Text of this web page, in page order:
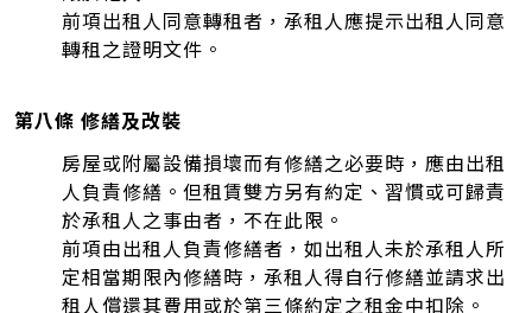
前項出租人同意轉租者，承租人應提示出租人同意
轉租之證明文件。
第八條 修繕及改裝
房屋或附屬設備損壞而有修繕之必要時，應由出租
人負責修繕。但租賃雙方另有約定、習慣或可歸責
於承租人之事由者，不在此限。
前項由出租人負責修繕者，如出租人未於承租人所
定相當期限內修繕時，承租人得自行修繕並請求出
租人償還其費用或於第三條約定之租金中扣除。